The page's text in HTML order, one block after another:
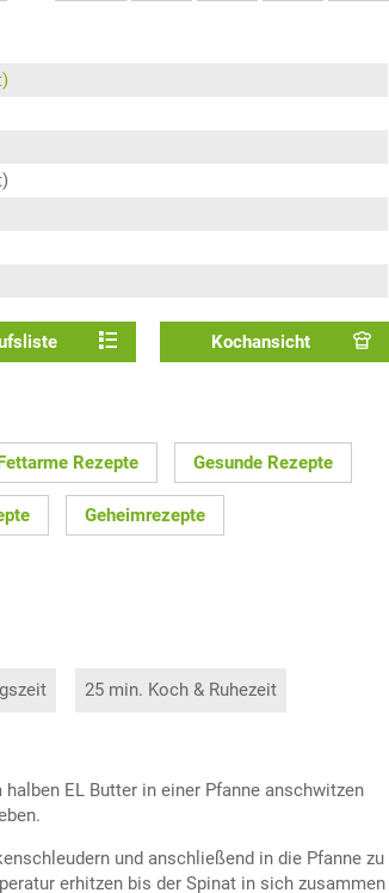
Kochansicht
Rezepte Gesunde Rezepte
Geheimrezepte
25 min. Koch & Ruhezeit
EL Butter in einer Pfanne anschwitzen
und anschließend in die Pfanne zu
erhitzen bis der Spinat in sich zusammen